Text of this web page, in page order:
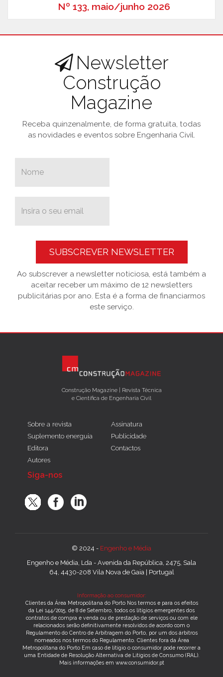
Nº 133, maio/junho 2026
Newsletter
Construção
Magazine
Receba quinzenalmente, de forma gratuita, todas
as novidades e eventos sobre Engenharia Civil.
SUBSCREVER NEWSLETTER
Ao subscrever a newsletter noticiosa, está também a
aceitar receber um máximo de 12 newsletters
publicitárias por ano. Esta é a forma de financiarmos
este serviço.
Construção Magazine | Revista Técnica
e Científica de Engenharia Civil
Sobre a revista
Suplemento energuia
Editora
Autores
Assinatura
Publicidade
Contactos
Siga-nos
© 2024 - Engenho e Média
Engenho e Média, Lda - Avenida da República, 2475, Sala
64, 4430-208 Vila Nova de Gaia | Portugal
Informação ao consumidor:
Clientes da Área Metropolitana do Porto Nos termos e para os efeitos
da Lei 144/2015, de 8 de Setembro, todos os litígios emergentes dos
contratos de compra e venda ou de prestação de serviços ou com ele
relacionados serão definitivamente resolvidos de acordo com o
Regulamento do Centro de Arbitragem do Porto, por um dos árbitros
nomeados nos termos do Regulamento. Clientes fora da Área
Metropolitana do Porto Em caso de litígio o consumidor pode recorrer a
uma Entidade de Resolução Alternativa de Litígios de Consumo (RAL).
Mais informações em www.consumidor.pt